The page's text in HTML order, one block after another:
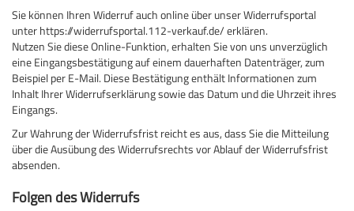
Sie können Ihren Widerruf auch online über unser Widerrufsportal
unterhttps://widerrufsportal.112-verkauf.de/erklären.
Nutzen Sie diese Online-Funktion, erhalten Sie von uns unverzüglich
eine Eingangsbestätigung auf einem dauerhaften Datenträger, zum
Beispiel per E-Mail. Diese Bestätigung enthält Informationen zum
Inhalt Ihrer Widerrufserklärung sowie das Datum und die Uhrzeit ihres
Eingangs.
Zur Wahrung der Widerrufsfrist reicht es aus, dass Sie die Mitteilung
über die Ausübung des Widerrufsrechts vor Ablauf der Widerrufsfrist
absenden.
Folgen des Widerrufs